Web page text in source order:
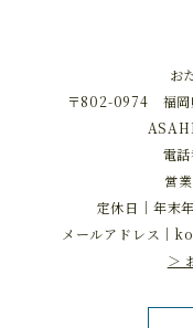
お
〒802-0974 福岡
電話
営
定休日｜年末
メールアドレス｜
＞